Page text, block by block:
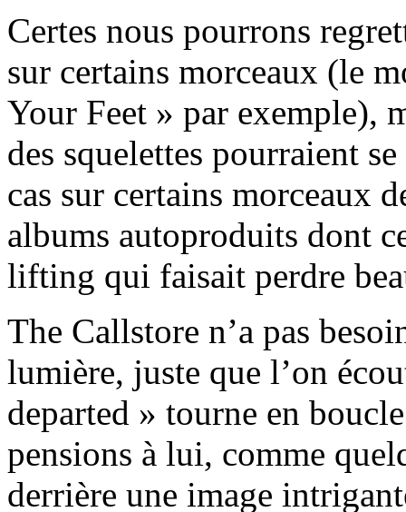
Certes nous pourrons
sur certains morceaux (le
Your Feet » par exemple),
des squelettes pourraient
cas sur certains morceaux
albums autoproduits dont
lifting qui faisait perdre
The Callstore n’a pas
lumière, juste que l’on
departed » tourne en
pensions à lui, comme
derrière une image